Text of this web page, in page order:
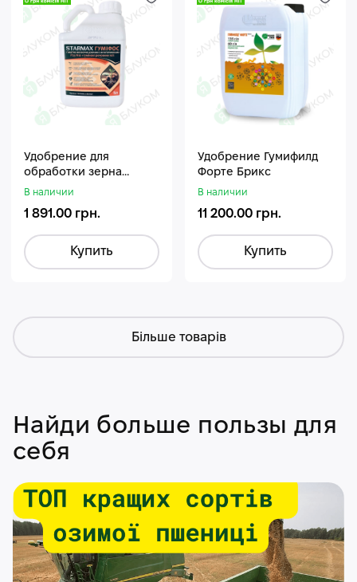
Удобрение для
обработки зерна
Стармакс Гумифос
В наличии
1 891.00 грн.
Купить
Удобрение Гумифилд
Форте Брикс
В наличии
11 200.00 грн.
Купить
Більше товарів
Найди больше пользы для
себя